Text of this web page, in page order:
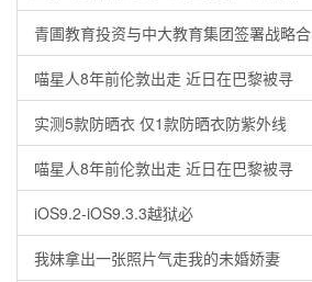
青圃教育投资与中大教育集团签署战略合
喵星人8年前伦敦出走 近日在巴黎被寻
实测5款防晒衣 仅1款防晒衣防紫外线
喵星人8年前伦敦出走 近日在巴黎被寻
iOS9.2-iOS9.3.3越狱必
我妹拿出一张照片气走我的未婚娇妻